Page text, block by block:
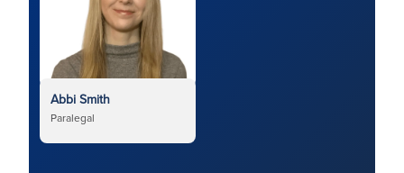
Abbi Smith
Paralegal